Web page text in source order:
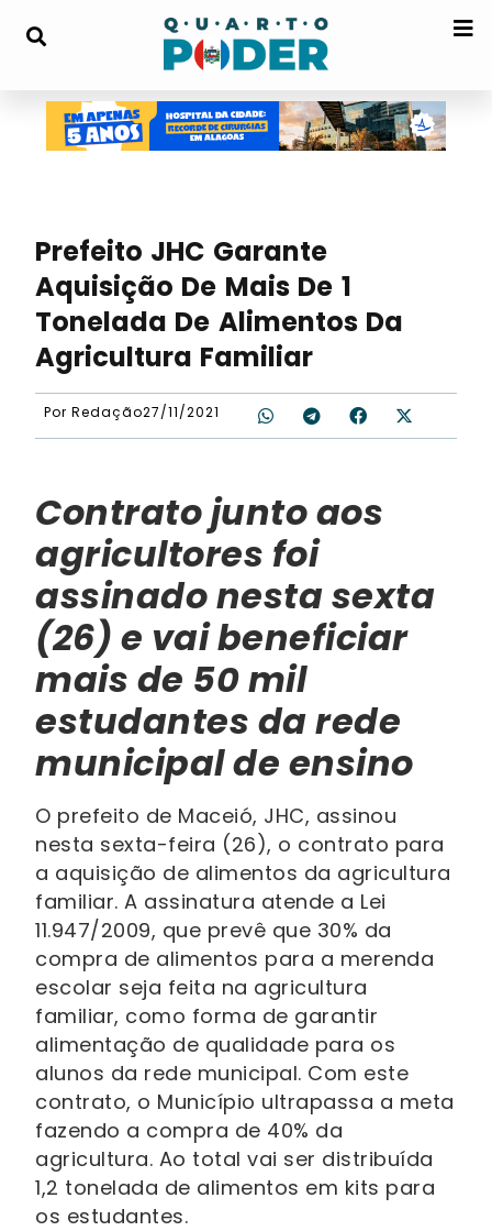
Prefeito JHC Garante
Aquisição De Mais De 1
Tonelada De Alimentos Da
Agricultura Familiar
Por Redação27/11/2021
Contrato junto aos
agricultores foi
assinado nesta sexta
(26) e vai beneficiar
mais de 50 mil
estudantes da rede
municipal de ensino
O prefeito de Maceió, JHC, assinou
nesta sexta-feira (26), o contrato para
a aquisição de alimentos da agricultura
familiar. A assinatura atende a Lei
11.947/2009, que prevê que 30% da
compra de alimentos para a merenda
escolar seja feita na agricultura
familiar, como forma de garantir
alimentação de qualidade para os
alunos da rede municipal. Com este
contrato, o Município ultrapassa a meta
fazendo a compra de 40% da
agricultura. Ao total vai ser distribuída
1,2 tonelada de alimentos em kits para
os estudantes.